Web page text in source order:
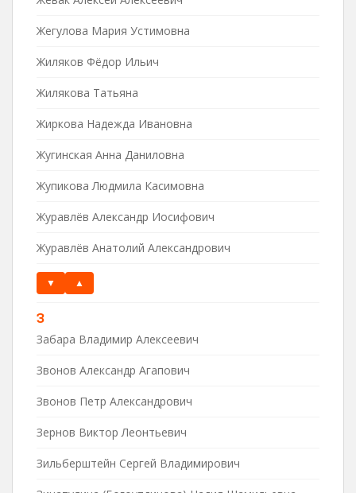
Жегулова Мария Устимовна
Жиляков Фёдор Ильич
Жилякова Татьяна
Жиркова Надежда Ивановна
Жугинская Анна Даниловна
Жупикова Людмила Касимовна
Журавлёв Александр Иосифович
Журавлёв Анатолий Александрович
▼ ▲
З
Забара Владимир Алексеевич
Звонов Александр Агапович
Звонов Петр Александрович
Зернов Виктор Леонтьевич
Зильберштейн Сергей Владимирович